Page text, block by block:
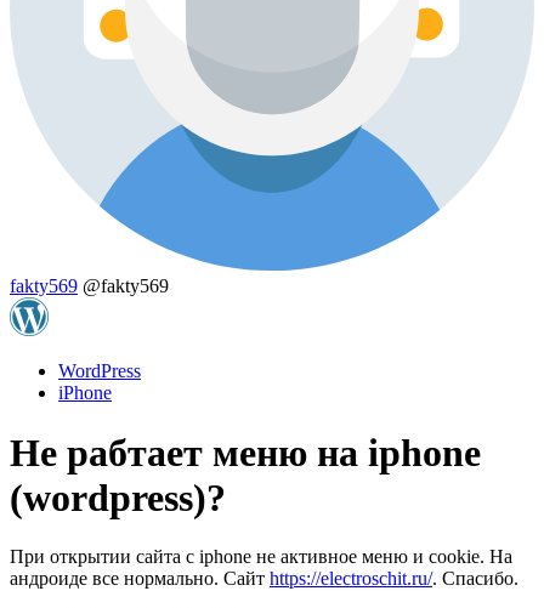
fakty569 @fakty569
WordPress
iPhone
Не рабтает меню на iphone
(wordpress)?
При открытии сайта с iphone не активное меню и cookie. На
андроиде все нормально. Сайт https://electroschit.ru/. Спасибо.